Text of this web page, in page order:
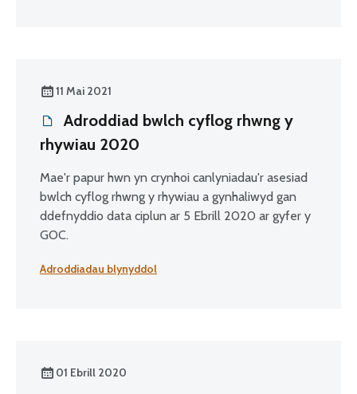
11 Mai 2021
Adroddiad bwlch cyflog rhwng y
rhywiau 2020
Mae'r papur hwn yn crynhoi canlyniadau'r asesiad
bwlch cyflog rhwng y rhywiau a gynhaliwyd gan
ddefnyddio data ciplun ar 5 Ebrill 2020 ar gyfer y
GOC.
Adroddiadau blynyddol
01 Ebrill 2020